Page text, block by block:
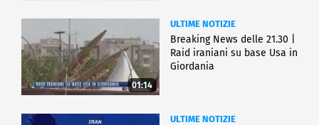
01:14
ULTIME NOTIZIE
Breaking News delle 21.30 |
Raid iraniani su base Usa in
Giordania
ULTIME NOTIZIE